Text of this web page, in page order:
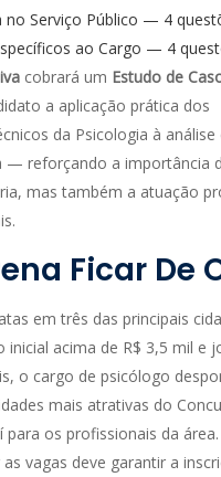
no Serviço Público — 4
ao Cargo — 4
cobrará um Estudo de
a aplicação prática dos
da Psicologia à análise
— reforçando a importância
mas também a atuação
Ficar De
em três das principais
inicial acima de R$ 3,5 mil e
o cargo de psicólogo
mais atrativas do
para os profissionais da
vagas deve garantir a